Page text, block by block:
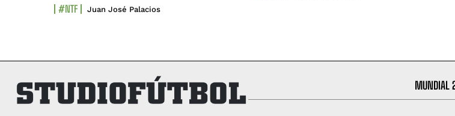
#NTF Juan José Palacios
MUNDIAL